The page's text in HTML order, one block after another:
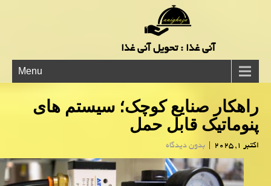
آنی غذا : تحویل آنی غذا
Menu
راهکار صنایع کوچک؛ سیستم های
پنوماتیک قابل حمل
اکتبر 1, 2025 | بدون دیدگاه